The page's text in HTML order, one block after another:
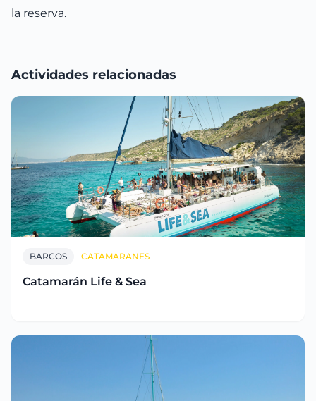
la reserva.
Actividades relacionadas
BARCOS CATAMARANES
Catamarán Life & Sea